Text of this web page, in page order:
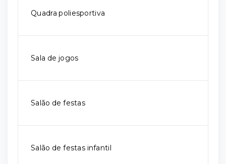
Quadra poliesportiva
Sala de jogos
Salão de festas
Salão de festas infantil